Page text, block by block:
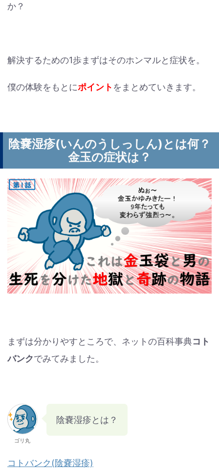
か？
解決するための1歩まずはそのホンマルと症状を。
僕の体験をもとにポイント をまとめていきます。
陰嚢湿疹(いんのうしっしん)とは何？
金玉の症状は？
まずは分かりやすところで、ネットの百科事典コト
バンクでみてみました。
ゴリ丸
陰嚢湿疹とは？
コトバンク(陰嚢湿疹)